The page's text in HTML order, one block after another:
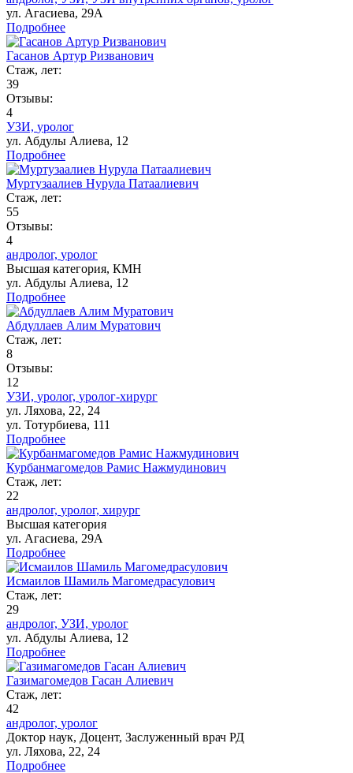
ул. Агасиева, 29А
Подробнее
Гасанов Артур Ризванович
Стаж, лет:
39
Отзывы:
4
УЗИ, уролог
ул. Абдулы Алиева, 12
Подробнее
Муртузаалиев Нурула Патаалиевич
Стаж, лет:
55
Отзывы:
4
андролог, уролог
Высшая категория, КМН
ул. Абдулы Алиева, 12
Подробнее
Абдуллаев Алим Муратович
Стаж, лет:
8
Отзывы:
12
УЗИ, уролог, уролог-хирург
ул. Ляхова, 22, 24
ул. Тотурбиева, 111
Подробнее
Курбанмагомедов Рамис Нажмудинович
Стаж, лет:
22
андролог, уролог, хирург
Высшая категория
ул. Агасиева, 29А
Подробнее
Исмаилов Шамиль Магомедрасулович
Стаж, лет:
29
андролог, УЗИ, уролог
ул. Абдулы Алиева, 12
Подробнее
Газимагомедов Гасан Алиевич
Стаж, лет:
42
андролог, уролог
Доктор наук, Доцент, Заслуженный врач РД
ул. Ляхова, 22, 24
Подробнее